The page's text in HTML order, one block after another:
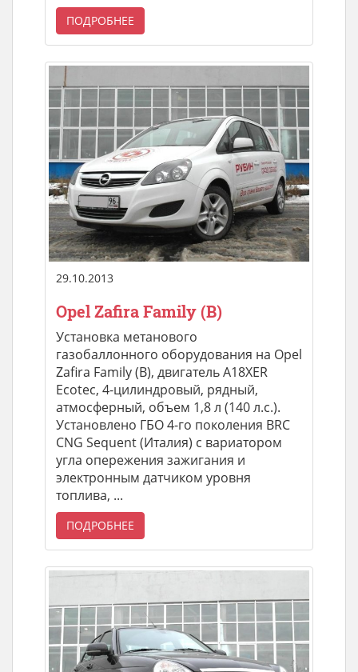
ПОДРОБНЕЕ
29.10.2013
Opel Zafira Family (B)
Установка метанового
газобаллонного оборудования на Opel
Zafira Family (B), двигатель A18XER
Ecotec, 4-цилиндровый, рядный,
атмосферный, объем 1,8 л (140 л.с.).
Установлено ГБО 4-го поколения BRC
CNG Sequent (Италия) с вариатором
угла опережения зажигания и
электронным датчиком уровня
топлива, ...
ПОДРОБНЕЕ